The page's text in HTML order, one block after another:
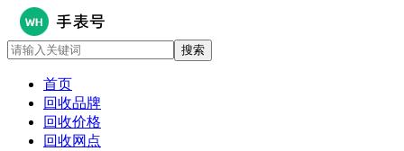
首页
回收品牌
回收价格
回收网点